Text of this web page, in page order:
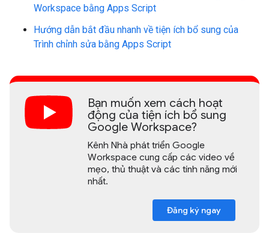
Workspace bằng Apps Script
Hướng dẫn bắt đầu nhanh về tiện ích bổ sung của
Trình chỉnh sửa bằng Apps Script
Bạn muốn xem cách hoạt
động của tiện ích bổ sung
Google Workspace?
Kênh Nhà phát triển Google
Workspace cung cấp các video về
mẹo, thủ thuật và các tính năng mới
nhất.
Đăng ký ngay